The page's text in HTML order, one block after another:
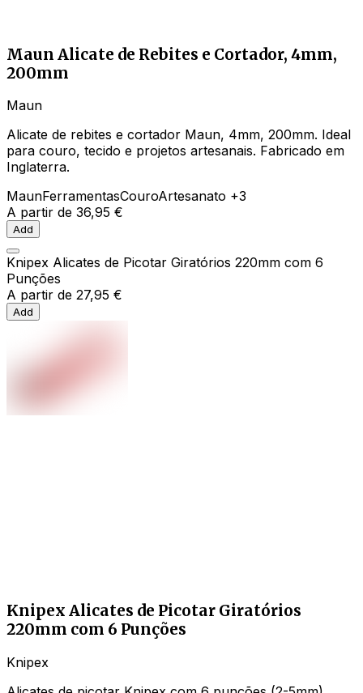
Maun Alicate de Rebites e Cortador, 4mm,
200mm
Maun
Alicate de rebites e cortador Maun, 4mm, 200mm. Ideal
para couro, tecido e projetos artesanais. Fabricado em
Inglaterra.
MaunFerramentasCouroArtesanato +3
A partir de 36,95 €
Add
Knipex Alicates de Picotar Giratórios 220mm com 6
Punções
A partir de 27,95 €
Add
Knipex Alicates de Picotar Giratórios
220mm com 6 Punções
Knipex